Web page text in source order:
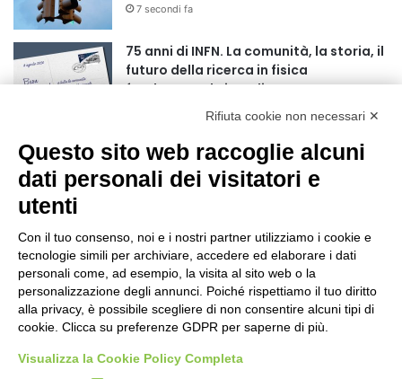
7 secondi fa
75 anni di INFN. La comunità, la storia, il
futuro della ricerca in fisica
fondamentale in Italia
oro iridato è azzurro
19 ore fa
fino al 25 settembre
24 ore fa
Torna il Moscerine Film Festival Summer
Camp
1 giorno fa
Rifiuta cookie non necessari ✕
Questo sito web raccoglie alcuni
dati personali dei visitatori e
utenti
Con il tuo consenso, noi e i nostri partner utilizziamo i cookie e
tecnologie simili per archiviare, accedere ed elaborare i dati
personali come, ad esempio, la visita al sito web o la
personalizzazione degli annunci. Poiché rispettiamo il tuo diritto
alla privacy, è possibile scegliere di non consentire alcuni tipi di
cookie. Clicca su preferenze GDPR per saperne di più.
Visualizza la Cookie Policy Completa